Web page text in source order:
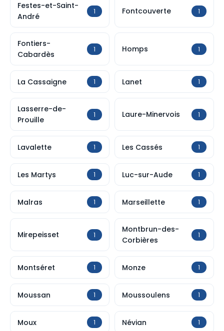
Festes-et-Saint-
André
1 Fontcouverte 1
Fontiers-
Cabardès
1 Homps 1
La Cassaigne 1 Lanet 1
Lasserre-de-
Prouille
1 Laure-Minervois 1
Lavalette 1 Les Cassés 1
Les Martys 1 Luc-sur-Aude 1
Malras 1 Marseillette 1
Mirepeisset 1
Montbrun-des-
Corbières
1
Montséret 1 Monze 1
Moussan 1 Moussoulens 1
Moux 1 Névian 1